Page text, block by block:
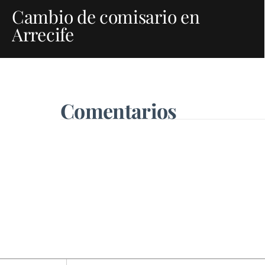
Cambio de comisario en
Arrecife
Comentarios